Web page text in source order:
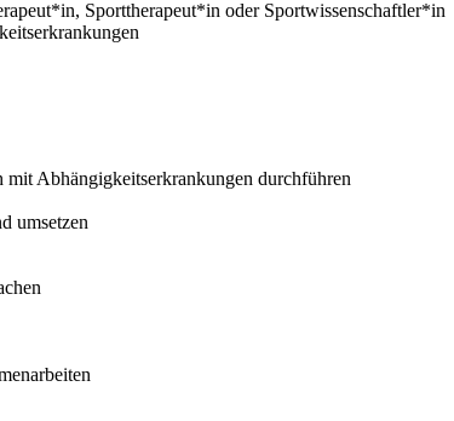
Sporttherapeut*in oder Sportwissenschaftler*in
Abhängigkeitserkrankungen durchführen
umsetzen